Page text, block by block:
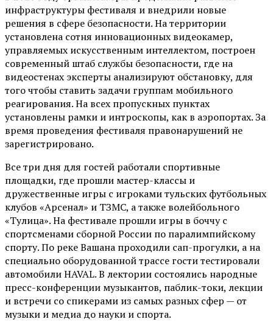
инфраструктуры фестиваля и внедрили новые
решения в сфере безопасности. На территории
установлена сотня инновационных видеокамер,
управляемых искусственным интеллектом, построен
современный штаб службы безопасности, где на
видеостенах эксперты анализируют обстановку, для
того чтобы ставить задачи группам мобильного
реагирования. На всех пропускных пунктах
установлены рамки и интроскопы, как в аэропортах. За
время проведения фестиваля правонарушений не
зарегистрировано.
Все три дня для гостей работали спортивные
площадки, где прошли мастер-классы и
дружественные игры с игроками тульских футбольных
клубов «Арсенал» и ТЗМС, а также волейбольного
«Тулица». На фестивале прошли игры в боччу с
спортсменами сборной России по паралимпийскому
спорту. По реке Вашана проходили сап-прогулки, а на
специально оборудованной трассе гости тестировали
автомобили HAVAL. В лектории состоялись народные
пресс-конференции музыкантов, паблик-токи, лекции
и встречи со спикерами из самых разных сфер — от
музыки и медиа до науки и спорта.